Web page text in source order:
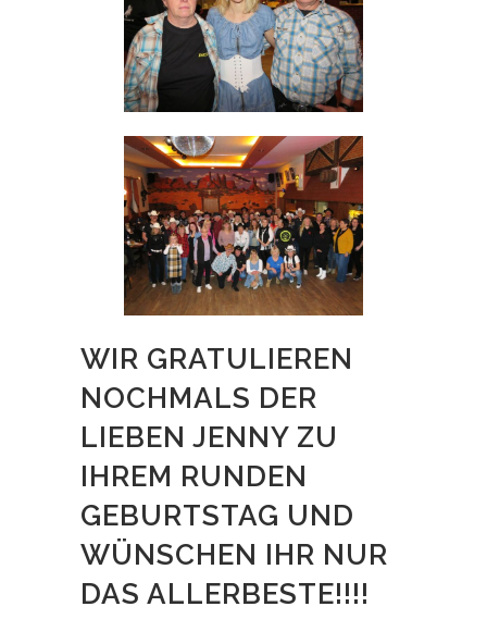
WIR GRATULIEREN
NOCHMALS DER
LIEBEN JENNY ZU
IHREM RUNDEN
GEBURTSTAG UND
WÜNSCHEN IHR NUR
DAS ALLERBESTE!!!!